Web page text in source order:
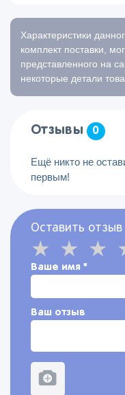
Характеристики
комплект поставки,
представленного на
некоторые детали
Отзывы 0
Ещё никто не
первым!
Оставить отзыв
Ваше имя *
Ваш отзыв